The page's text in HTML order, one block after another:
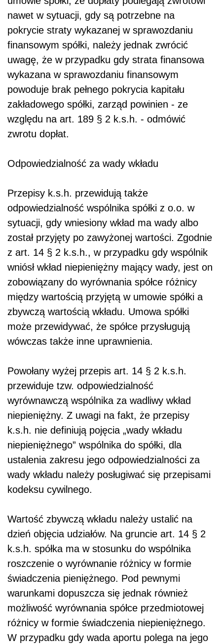
nawet w sytuacji, gdy są potrzebne na
pokrycie straty wykazanej w sprawozdaniu
finansowym spółki, należy jednak zwrócić
uwagę, że w przypadku gdy strata finansowa
wykazana w sprawozdaniu finansowym
powoduje brak pełnego pokrycia kapitału
zakładowego spółki, zarząd powinien - ze
względu na art. 189 § 2 k.s.h. - odmówić
zwrotu dopłat.
Odpowiedzialność za wady wkładu
Przepisy k.s.h. przewidują także
odpowiedzialność wspólnika spółki z o.o. w
sytuacji, gdy wniesiony wkład ma wady albo
został przyjęty po zawyżonej wartości. Zgodnie
z art. 14 § 2 k.s.h., w przypadku gdy wspólnik
wniósł wkład niepieniężny mający wady, jest on
zobowiązany do wyrównania spółce różnicy
między wartością przyjętą w umowie spółki a
zbywczą wartością wkładu. Umowa spółki
może przewidywać, że spółce przysługują
wówczas także inne uprawnienia.
Powołany wyżej przepis art. 14 § 2 k.s.h.
przewiduje tzw. odpowiedzialność
wyrównawczą wspólnika za wadliwy wkład
niepieniężny. Z uwagi na fakt, że przepisy
k.s.h. nie definiują pojęcia „wady wkładu
niepieniężnego” wspólnika do spółki, dla
ustalenia zakresu jego odpowiedzialności za
wady wkładu należy posługiwać się przepisami
kodeksu cywilnego.
Wartość zbywczą wkładu należy ustalić na
dzień objęcia udziałów. Na gruncie art. 14 § 2
k.s.h. spółka ma w stosunku do wspólnika
roszczenie o wyrównanie różnicy w formie
świadczenia pieniężnego. Pod pewnymi
warunkami dopuszcza się jednak również
możliwość wyrównania spółce przedmiotowej
różnicy w formie świadczenia niepieniężnego.
W przypadku gdy wada aportu polega na jego